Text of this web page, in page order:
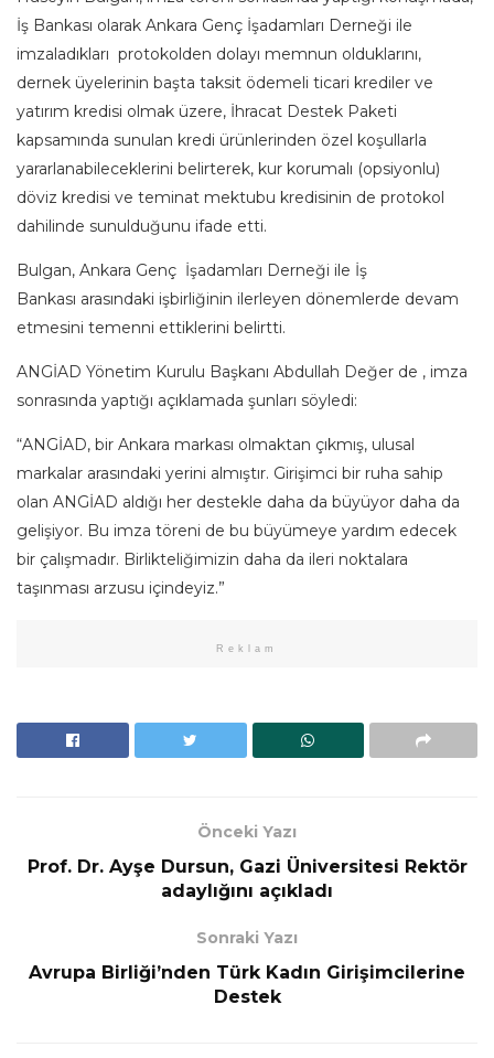
İş Bankası olarak Ankara Genç İşadamları Derneği ile
imzaladıkları protokolden dolayı memnun olduklarını,
dernek üyelerinin başta taksit ödemeli ticari krediler ve
yatırım kredisi olmak üzere, İhracat Destek Paketi
kapsamında sunulan kredi ürünlerinden özel koşullarla
yararlanabileceklerini belirterek, kur korumalı (opsiyonlu)
döviz kredisi ve teminat mektubu kredisinin de protokol
dahilinde sunulduğunu ifade etti.
Bulgan, Ankara Genç İşadamları Derneği ile İş
Bankası arasındaki işbirliğinin ilerleyen dönemlerde devam
etmesini temenni ettiklerini belirtti.
ANGİAD Yönetim Kurulu Başkanı Abdullah Değer de , imza
sonrasında yaptığı açıklamada şunları söyledi:
“ANGİAD, bir Ankara markası olmaktan çıkmış, ulusal
markalar arasındaki yerini almıştır. Girişimci bir ruha sahip
olan ANGİAD aldığı her destekle daha da büyüyor daha da
gelişiyor. Bu imza töreni de bu büyümeye yardım edecek
bir çalışmadır. Birlikteliğimizin daha da ileri noktalara
taşınması arzusu içindeyiz.”
Reklam
Önceki Yazı
Prof. Dr. Ayşe Dursun, Gazi Üniversitesi Rektör
adaylığını açıkladı
Sonraki Yazı
Avrupa Birliği’nden Türk Kadın Girişimcilerine
Destek